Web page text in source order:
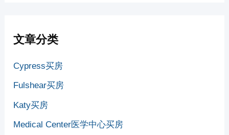
文章分类
Cypress买房
Fulshear买房
Katy买房
Medical Center医学中心买房